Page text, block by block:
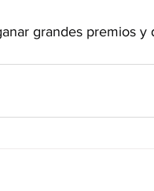
grandes premios y